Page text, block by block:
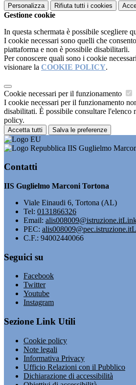
Personalizza Rifiuta tutti i cookies
Gestione cookie
In questa schermata è possibile scegliere
I cookie necessari sono quelli che
piattaforma e non è possibile disabilitarli.
Per conoscere quali sono i cookie
visionare la COOKIE POLICY.
Cookie necessari per il funzionamento
I cookie necessari per il funzionamento
disabilitati. È possibile consultare l'elenco
policy.
Accetta tutti Salva le preferenze
IIS Guglielmo
Contatti
IIS Guglielmo Marconi Tortona
Viale Einaudi 6, Tortona (AL)
Tel: 0131866326
Email: alis008009@istruzione.it
PEC: alis008009@pec.istruzione.it
C.F.: 94002440066
Seguici su
Facebook
Twitter
Youtube
Instagram
Sezione Link Utili
Cookie policy
Note legali
Informativa Privacy
Ufficio Relazioni con il Pubblico
Dichiarazione di accessibilità